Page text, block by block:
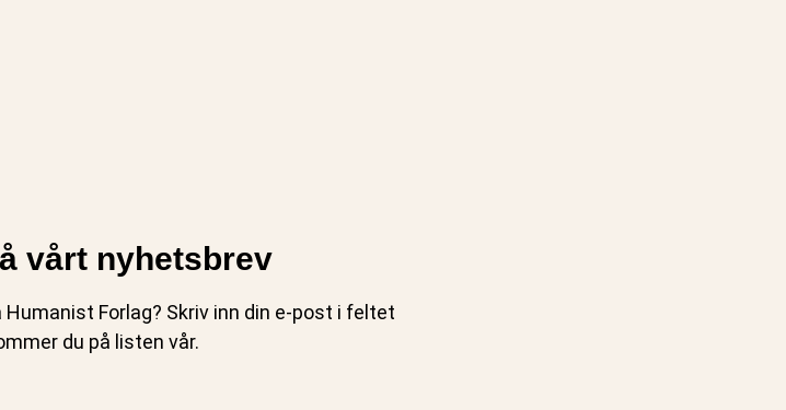
vårt nyhetsbrev
Forlag? Skriv inn din e-post i feltet
du på listen vår.